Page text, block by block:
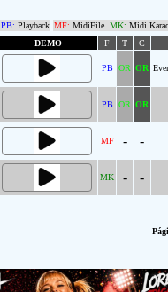
PB: Playback MF: MidiFile MK: Midi
DEMO F T C
PB OR OR
PB OR OR
MF - -
MK - -